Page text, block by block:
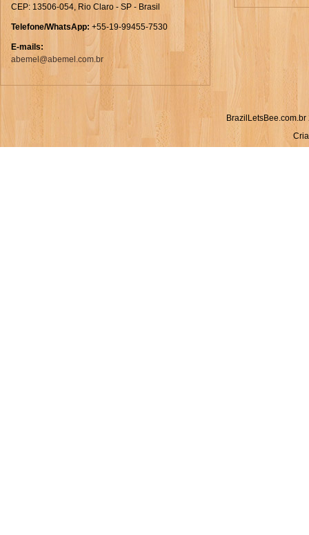
CEP: 13506-054, Rio Claro - SP - Brasil
Telefone/WhatsApp: +55-19-99455-7530
E-mails:
abemel@abemel.com.br